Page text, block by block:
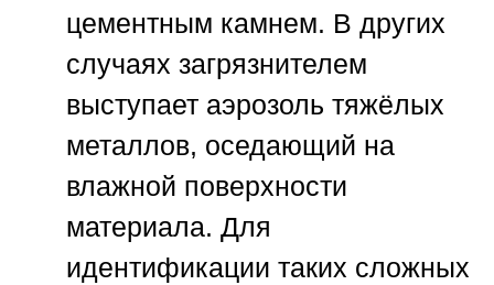
цементным камнем. В других
случаях загрязнителем
выступает аэрозоль тяжёлых
металлов, оседающий на
влажной поверхности
материала. Для
идентификации таких сложных